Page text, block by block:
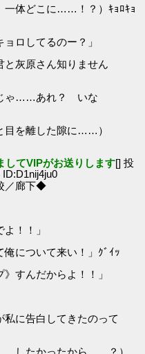
一体どこに……！？）ｷｮﾛｷｮ
ロしてるのー？」
灰原さん知りません
ゃ……あれ？ いな
を離した隙に……）
してVIPがお送りします[] 投
／廊下◆
！！」
について来い！」ｸﾞｲｯ
すんだからよ！！」
に告白してきたのって